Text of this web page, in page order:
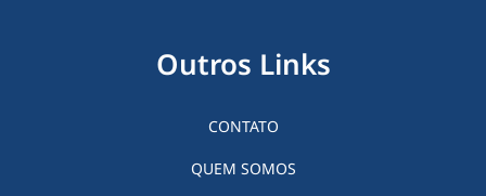
Outros Links
CONTATO
QUEM SOMOS